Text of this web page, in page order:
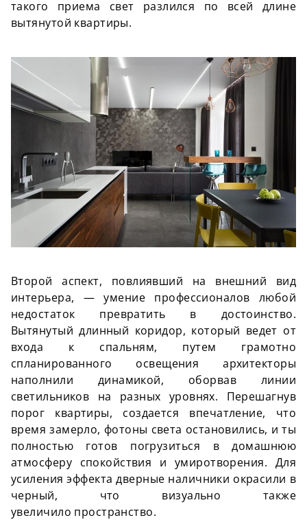
такого приема свет разлился по всей длине
вытянутой квартиры.
Второй аспект, повлиявший на внешний вид
интерьера, — умение профессионалов любой
недостаток превратить в достоинство.
Вытянутый длинный коридор, который ведет от
входа к спальням, путем грамотно
спланированного освещения архитекторы
наполнили динамикой, оборвав линии
светильников на разных уровнях. Перешагнув
порог квартиры, создается впечатление, что
время замерло, фотоны света остановились, и ты
полностью готов погрузиться в домашнюю
атмосферу спокойствия и умиротворения. Для
усиления эффекта дверные наличники окрасили в
черный, что визуально также
увеличило пространство.